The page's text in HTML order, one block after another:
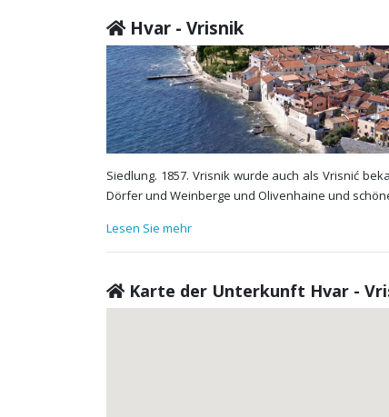
Hvar - Vrisnik
Siedlung. 1857. Vrisnik wurde auch als Vrisnić
Dörfer und Weinberge und Olivenhaine und
Lesen Sie mehr
Karte der Unterkunft Hvar -